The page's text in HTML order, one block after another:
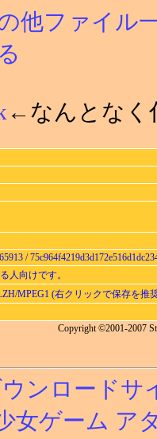
他ファイル
←なんとなく
/
人向けです。
MPEG1 (右クリックで保存を推
Copyright ©2001-2007